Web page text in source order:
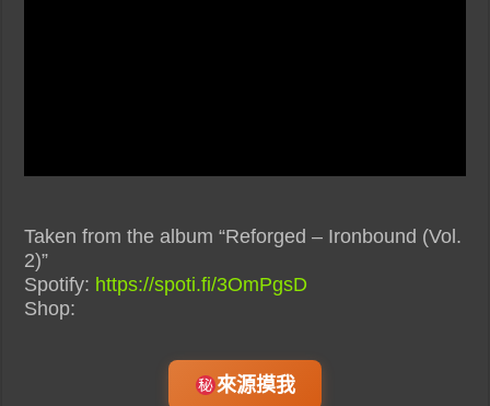
Taken from the album “Reforged – Ironbound (Vol.
2)”
Spotify: https://spoti.fi/3OmPgsD
Shop:
來源摸我